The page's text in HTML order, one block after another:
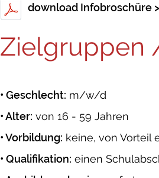
download Infobroschüre
Zielgruppen
• Geschlecht: m/w/d
• Alter: von 16 - 59 Jahren
• Vorbildung: keine, von Vorteil
• Qualifikation: einen